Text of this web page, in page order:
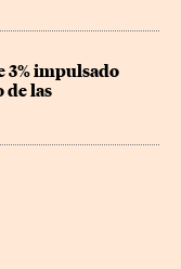
3% impulsado
de las